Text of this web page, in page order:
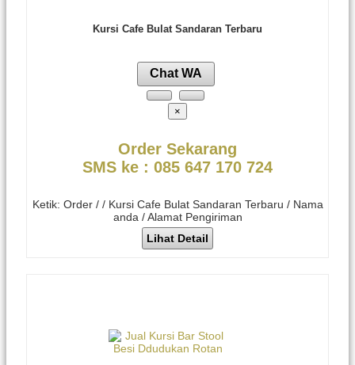
Kursi Cafe Bulat Sandaran Terbaru
Chat WA
×
Order Sekarang
SMS ke : 085 647 170 724
Ketik: Order / / Kursi Cafe Bulat Sandaran Terbaru / Nama
anda / Alamat Pengiriman
Lihat Detail